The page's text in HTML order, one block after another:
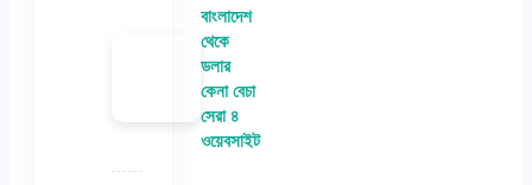
বাংলাদেশ
থেকে
ডলার
কেনা বেচা
সেরা ৪
ওয়েবসাইট